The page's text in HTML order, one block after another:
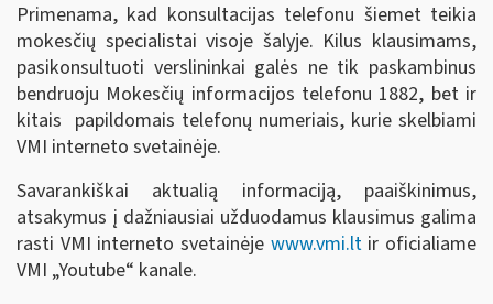
Primenama, kad konsultacijas telefonu šiemet teikia
mokesčių specialistai visoje šalyje. Kilus klausimams,
pasikonsultuoti verslininkai galės ne tik paskambinus
bendruoju Mokesčių informacijos telefonu 1882, bet ir
kitais papildomais telefonų numeriais, kurie skelbiami
VMI interneto svetainėje.
Savarankiškai aktualią informaciją, paaiškinimus,
atsakymus į dažniausiai užduodamus klausimus galima
rasti VMI interneto svetainėje www.vmi.ltir oficialiame
VMI „Youtube“ kanale.